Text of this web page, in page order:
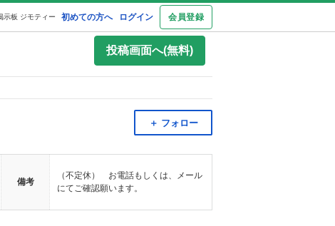
初めての方へ ログイン 会員登録
示板 ジモティー
投稿画面へ(無料)
＋ フォロー
備考
（不定休） お電話もしくは、メール
にてご確認願います。